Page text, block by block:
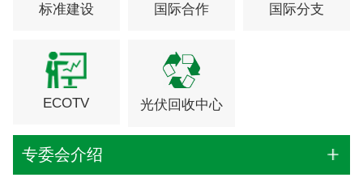
标准建设 国际合作 国际分支
ECOTV 光伏回收中心
专委会介绍